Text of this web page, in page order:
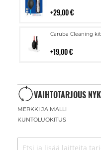
29,00 €
Caruba Cleaning
19,00 €
Lisää
VAIHTOTARJOUS
MERKKI JA MALLI
KUNTOLUOKITUS